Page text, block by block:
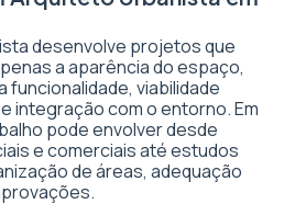
desenvolve projetos que
a aparência do espaço,
funcionalidade, viabilidade
integração com o entorno. Em
pode envolver desde
e comerciais até estudos
de áreas, adequação